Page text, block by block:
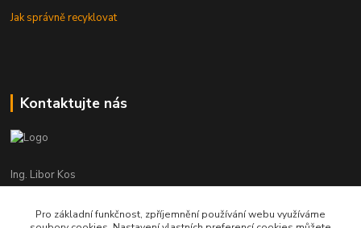
Jak správně recyklovat
Kontaktujte nás
Ing. Libor Kos
+420 601 555 225
(Po-Pá: 8-17:00 hod.)
Pro základní funkčnost, zpříjemnění používání webu využíváme